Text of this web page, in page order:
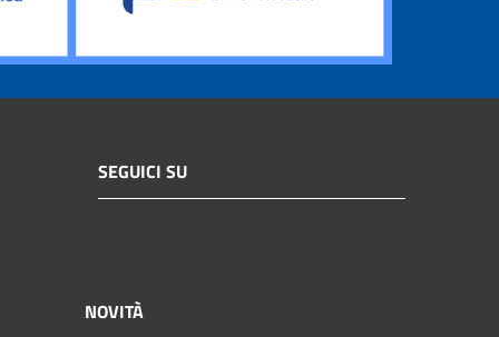
SEGUICI SU
NOVITÀ